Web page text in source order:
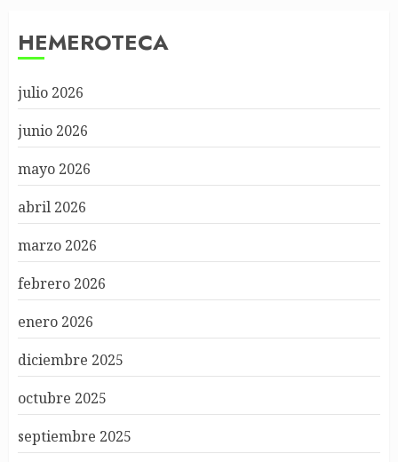
HEMEROTECA
julio 2026
junio 2026
mayo 2026
abril 2026
marzo 2026
febrero 2026
enero 2026
diciembre 2025
octubre 2025
septiembre 2025